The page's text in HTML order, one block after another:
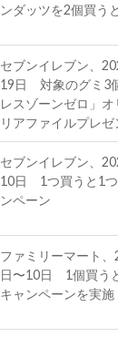
ンダッツを2個買う
セブンイレブン、
19日 対象のグミ3
レスゾーンゼロ」
リアファイルプレゼ
セブンイレブン、
10日 1つ買うと1つ
ンペーン
ファミリーマート
日〜10日 1個買う
キャンペーンを実施